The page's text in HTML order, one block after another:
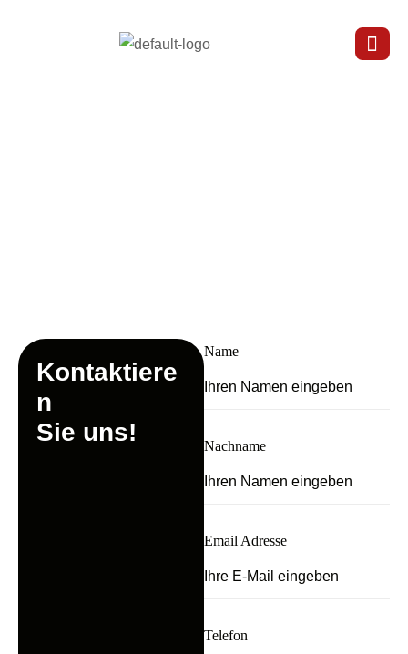
Kontaktiere
n
Sie uns!
Name
Nachname
Email Adresse
Telefon